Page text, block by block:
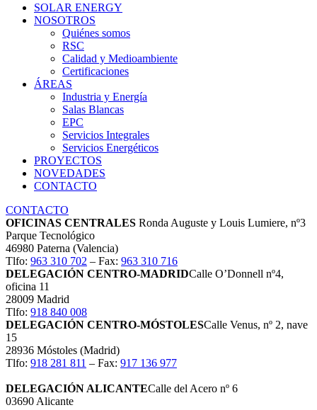
SOLAR ENERGY
NOSOTROS
Quiénes somos
RSC
Calidad y Medioambiente
Certificaciones
ÁREAS
Industria y Energía
Salas Blancas
EPC
Servicios Integrales
Servicios Energéticos
PROYECTOS
NOVEDADES
CONTACTO
CONTACTO
OFICINAS CENTRALES Ronda Auguste y Louis Lumiere, nº3
Parque Tecnológico
46980 Paterna (Valencia)
Tlfo: 963 310 702 – Fax: 963 310 716
DELEGACIÓN CENTRO-MADRIDCalle O’Donnell nº4,
oficina 11
28009 Madrid
Tlfo: 918 840 008
DELEGACIÓN CENTRO-MÓSTOLESCalle Venus, nº 2, nave
15
28936 Móstoles (Madrid)
Tlfo: 918 281 811 – Fax: 917 136 977
DELEGACIÓN ALICANTECalle del Acero nº 6
03690 Alicante